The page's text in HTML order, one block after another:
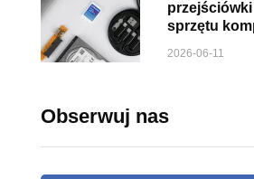
sprzętu
2026-06-11
Obserwuj nas